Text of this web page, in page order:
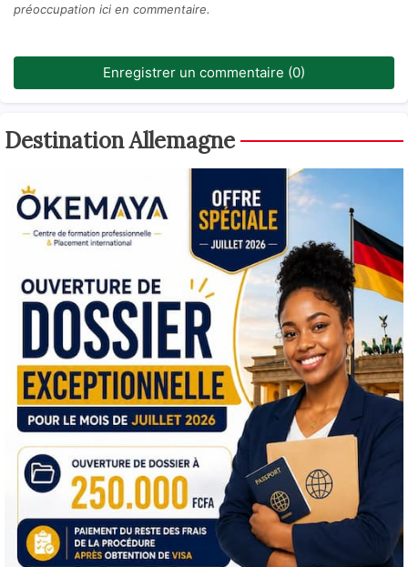
préoccupation ici en commentaire.
Enregistrer un commentaire (0)
Destination Allemagne